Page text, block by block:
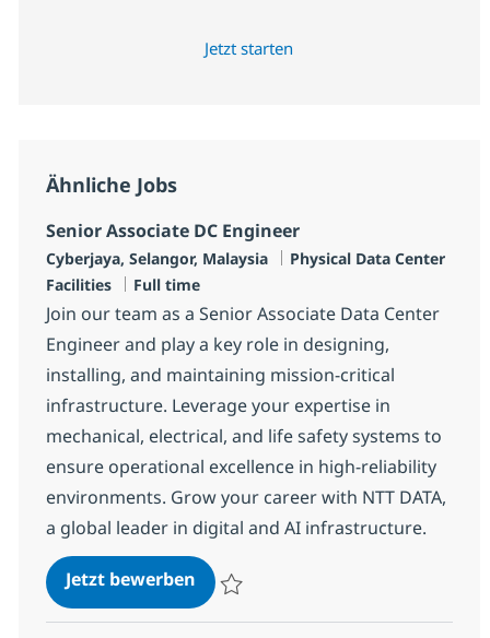
Jetzt starten
Ähnliche Jobs
Senior Associate DC Engineer
Standort
Cyberjaya, Selangor, Malaysia Kategorie
Physical Data Center
Facilities
Jobtyp
Full time
Join our team as a Senior Associate Data Center
Engineer and play a key role in designing,
installing, and maintaining mission-critical
infrastructure. Leverage your expertise in
mechanical, electrical, and life safety systems to
ensure operational excellence in high-reliability
environments. Grow your career with NTT DATA,
a global leader in digital and AI infrastructure.
Jetzt bewerbenSenior Associate DC Engineer